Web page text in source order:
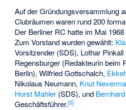
Auf der Gründungsversammlung
Clubräumen waren rund 200
Der Berliner RC hatte im Mai
Zum Vorstand wurden gewählt:
Vorsitzender (SDS), Lothar Pinkall
Regensburger (Redakteurin beim
Berlin), Wilfried Gottschalch,
Nikolaus Neumann, Knut
Horst Mahler (SDS), und
Geschäftsführer.[5]